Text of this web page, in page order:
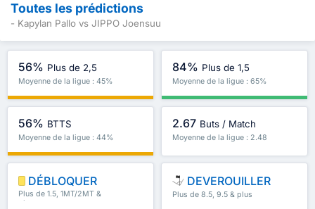
Toutes les prédictions
- Kapylan Pallo vs JIPPO Joensuu
56% Plus de 2,5
Moyenne de la ligue : 45%
84% Plus de 1,5
Moyenne de la ligue : 65%
56% BTTS
Moyenne de la ligue : 44%
2.67 Buts / Match
Moyenne de la ligue : 2.48
DÉBLOQUER
Plus de 1.5, 1MT/2MT &
plus
DEVEROUILLER
Plus de 8.5, 9.5 & plus